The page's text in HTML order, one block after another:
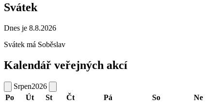
Svátek
Dnes je 8.8.2026
Svátek má Soběslav
Kalendář veřejných akcí
Srpen2026
Po
Út St Čt Pá So Ne